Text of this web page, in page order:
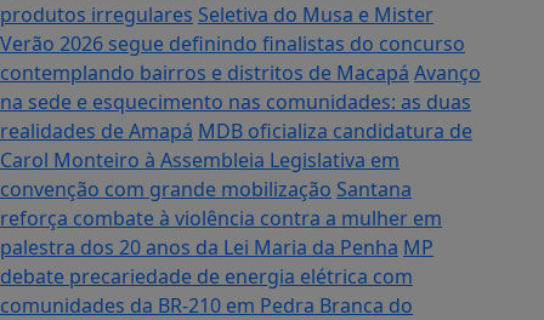
produtos irregulares Seletiva do Musa e Mister
Verão 2026 segue definindo finalistas do concurso
contemplando bairros e distritos de Macapá Avanço
na sede e esquecimento nas comunidades: as duas
realidades de Amapá MDB oficializa candidatura de
Carol Monteiro à Assembleia Legislativa em
convenção com grande mobilização Santana
reforça combate à violência contra a mulher em
palestra dos 20 anos da Lei Maria da Penha MP
debate precariedade de energia elétrica com
comunidades da BR-210 em Pedra Branca do